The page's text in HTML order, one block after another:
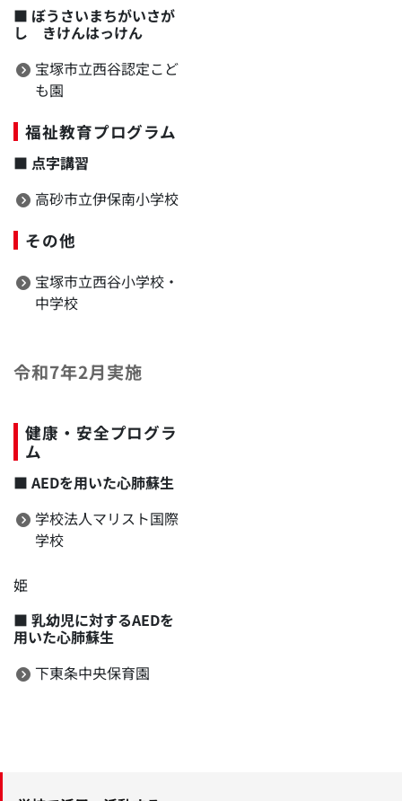
■ ぼうさいまちがいさが
し きけんはっけん
宝塚市立西谷認定こど
も園
福祉教育プログラム
■ 点字講習
高砂市立伊保南小学校
その他
宝塚市立西谷小学校・
中学校
令和7年2月実施
健康・安全プログラ
ム
■ AEDを用いた心肺蘇生
学校法人マリスト国際
学校
姫
■ 乳幼児に対するAEDを
用いた心肺蘇生
下東条中央保育園